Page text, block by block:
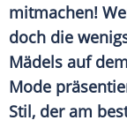
mitmachen!
doch die
Mädels auf
Mode
Stil, der am